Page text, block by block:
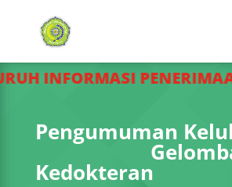
INFORMASI
Pengumuman
Kedokteran